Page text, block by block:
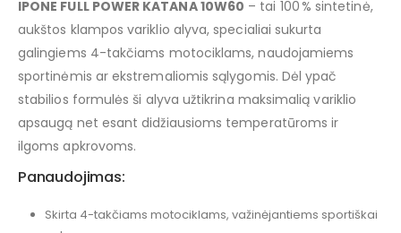
IPONE FULL POWER KATANA 10W60 – tai 100 % sintetinė,
aukštos klampos variklio alyva, specialiai sukurta
galingiems 4-takčiams motociklams, naudojamiems
sportinėmis ar ekstremaliomis sąlygomis. Dėl ypač
stabilios formulės ši alyva užtikrina maksimalią variklio
apsaugą net esant didžiausioms temperatūroms ir
ilgoms apkrovoms.
Panaudojimas:
Skirta 4-takčiams motociklams, važinėjantiems sportiškai